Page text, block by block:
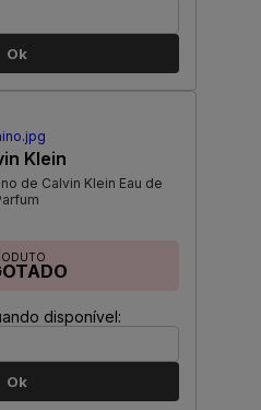
Ok
Klein
de Calvin Klein Eau de
disponível:
Ok